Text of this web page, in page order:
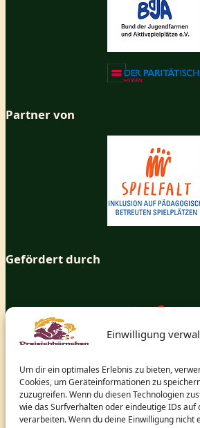
Einwilligung
Um dir ein optimales Erlebnis zu bieten,
Cookies, um Geräteinformationen zu
zuzugreifen. Wenn du diesen Technologien
wie das Surfverhalten oder eindeutige IDs auf
verarbeiten. Wenn du deine Einwilligung nicht
Partner von
Gefördert durch